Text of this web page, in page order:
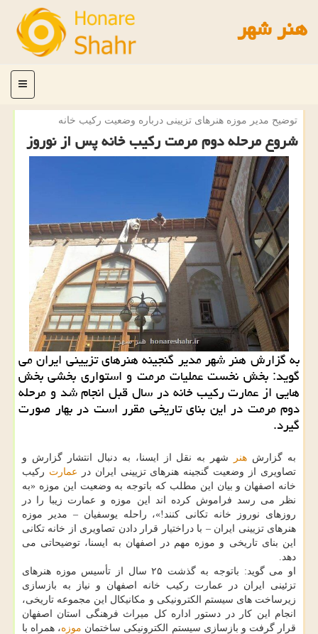
هنر شهر
منو
توضیح مدیر موزه هنرهای تزیینی درباره وضعیت ركیب خانه
شروع مرحله دوم مرمت ركیب خانه پس از نوروز
به گزارش هنر شهر مدیر گنجینه هنرهای تزیینی ایران می
گوید: بخش نخست عملیات مرمت و استواری بخشی بخش
هایی از عمارت رکیب خانه در سال قبل انجام شد و مرحله
دوم مرمت در این بنای تاریخی مقرر است در بهار صورت
گیرد.
به گزارش هنر
شهر به نقل از ایسنا، به دنبال انتشار گزارش و
تصاویری از وضعیت گنجینه هنرهای تزیینی ایران در عمارت رکیب
خانه اصفهان و بیان این مطلب که باتوجه به وضعیت این موزه «به
نظر می رسد فراموش کرده اند این موزه و عمارت زیبا را در
روزهای نوروز خانه تکانی کنند!»، راحله یوسفیان – مدیر موزه
هنرهای تزیینی ایران – با دراختیار قرار دادن تصاویری از خانه تکانی
این بنای تاریخی و موزه مهم در اصفهان به ایسنا، توضیحاتی می
دهد.
او می گوید: باتوجه به گذشت ۲۵ سال از تأسیس موزه هنرهای
تزئینی ایران در عمارت رکیب خانه اصفهان و نیاز به بازسازی
زیرساخت های سیستم الکترونیکی و مکانیکال این مجموعه تاریخی،
انجام این کار در دستور اداره کل میراث فرهنگی استان اصفهان
قرار گرفت و بازسازی سیستم الکترونیکی ساختمان موزه، همراه با